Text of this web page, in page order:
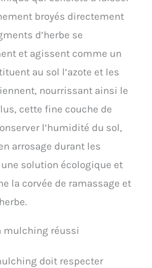
broyés directement
d’herbe se
et agissent comme un
au sol l’azote et les
nourrissant ainsi le
cette fine couche de
l’humidité du sol,
arrosage durant les
une solution écologique et
la corvée de ramassage et
mulching réussi
doit respecter